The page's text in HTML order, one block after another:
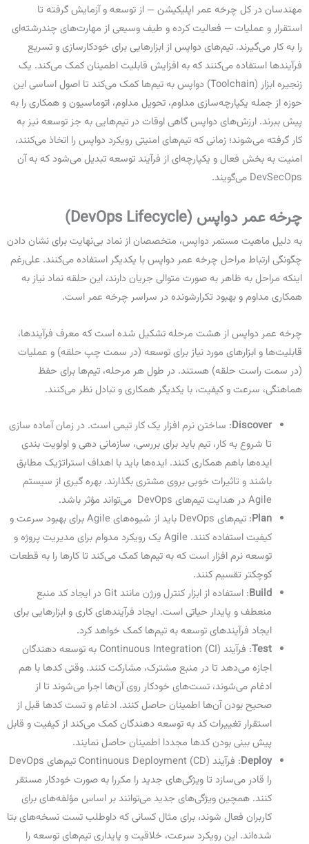
مهندسان در کل چرخه عمر اپلیکیشن — از توسعه و آزمایش گرفته تا
استقرار و عملیات — فعالیت کرده و طیف وسیعی از مهارت‌های چندرشته‌ای
را به کار می‌گیرند. تیم‌های دواپس از ابزارهایی برای خودکارسازی و تسریع
فرآیندها استفاده می‌کنند که به افزایش قابلیت اطمینان کمک می‌کند. یک
زنجیره ابزار (Toolchain) دواپس به تیم‌ها کمک می‌کند تا اصول اساسی این
حوزه از جمله یکپارچه‌سازی مداوم، تحویل مداوم، اتوماسیون و همکاری را به
پیش ببرند. ارزش‌های دواپس گاهی اوقات در تیم‌هایی به جز توسعه نیز به
کار گرفته می‌شوند؛ زمانی که تیم‌های امنیتی رویکرد دواپس را اتخاذ می‌کنند،
امنیت به بخش فعال و یکپارچه‌ای از فرآیند توسعه تبدیل می‌شود که به آن
DevSecOps می‌گویند.
چرخه عمر دواپس (DevOps Lifecycle)
به دلیل ماهیت مستمر دواپس، متخصصان از نماد بی‌نهایت برای نشان دادن
چگونگی ارتباط مراحل چرخه عمر دواپس با یکدیگر استفاده می‌کنند. علی‌رغم
اینکه مراحل به ظاهر به صورت متوالی جریان دارند، این حلقه نماد نیاز به
همکاری مداوم و بهبود تکرارشونده در سراسر چرخه عمر است.
چرخه عمر دواپس از هشت مرحله تشکیل شده است که معرف فرآیندها،
قابلیت‌ها و ابزارهای مورد نیاز برای توسعه (در سمت چپ حلقه) و عملیات
(در سمت راست حلقه) هستند. در طول هر مرحله، تیم‌ها برای حفظ
هماهنگی، سرعت و کیفیت، با یکدیگر همکاری و تبادل نظر می‌کنند.
Discover: ساختن نرم افزار یک کار تیمی است. در زمان آماده سازی
تا شروع به کار، تیم باید برای بررسی، سازمانی دهی و اولویت بندی
ایده‌ها باهم همکاری کنند. ایده‌ها باید با اهداف استراتژیک مطابق
باشند و تاثیرات خوبی بروی مشتری بگذارند. بهره گیری از سیستم
Agile در هدایت تیم‌های DevOps می‌تواند مؤثر باشد.
Plan
: تیم‌های DevOps باید از شیوه‌های Agile برای بهبود سرعت و
کیفیت استفاده کنند. Agile یک رویکرد مدوام برای مدیریت پروژه و
توسعه نرم افزار است که به تیم‌ها کمک می‌کند تا کارها را به قطعات
کوچکتر تقسیم کنند.
Build
: استفاده از ابزار کنترل ورژن مانند Git در ایجاد کد منبع
منعطف و پایدار حیاتی است. ایجاد فرآیندهای کاری و ابزارهایی برای
ایجاد فرآیندهای توسعه به تیم‌ها کمک خواهد کرد.
Test
: فرآیند Continuous Integration (CI) به توسعه دهندگان
اجازه می‌دهد تا در منبع مشترک، مشارکت کنند. وقتی کدها با هم
ادغام می‌شوند، تست‌های خودکار روی آن‌ها اجرا می‌شوند تا از
صحیح بودن آن‌ها اطمینان حاصل کنند. ادغام و تست کدها قبل از
استقرار تغییرات کد به توسعه دهندگان کمک می‌کند از کیفیت و قابل
پیش بینی بودن کدها مجددا اطمینان حاصل نمایند.
Deploy
: فرآیند Continuous Deployment (CD) تیم‌های DevOps
را قادر می‌سازد تا ویژگی‌های جدید را مکررا به صورت خودکار مستقر
کنند. همچین ویژگی‌های جدید می‌توانند بر اساس مؤلفه‌های برای
کاربران فعال شوند، برای مثال کسانی که داوطلب تست نسخه‌های بتا
شده‌اند. این رویکرد سرعت، خلاقیت و پایداری تیم‌های توسعه را